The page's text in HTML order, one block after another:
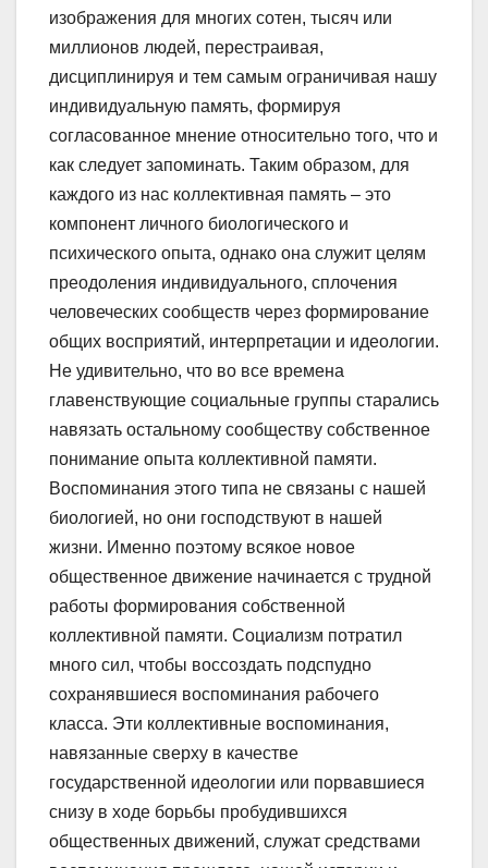
изображения для многих сотен, тысяч или
миллионов людей, перестраивая,
дисциплинируя и тем самым ограничивая нашу
индивидуальную память, формируя
согласованное мнение относительно того, что и
как следует запоминать. Таким образом, для
каждого из нас коллективная память – это
компонент личного биологического и
психического опыта, однако она служит целям
преодоления индивидуального, сплочения
человеческих сообществ через формирование
общих восприятий, интерпретации и идеологии.
Не удивительно, что во все времена
главенствующие социальные группы старались
навязать остальному сообществу собственное
понимание опыта коллективной памяти.
Воспоминания этого типа не связаны с нашей
биологией, но они господствуют в нашей
жизни. Именно поэтому всякое новое
общественное движение начинается с трудной
работы формирования собственной
коллективной памяти. Социализм потратил
много сил, чтобы воссоздать подспудно
сохранявшиеся воспоминания рабочего
класса. Эти коллективные воспоминания,
навязанные сверху в качестве
государственной идеологии или порвавшиеся
снизу в ходе борьбы пробудившихся
общественных движений, служат средствами